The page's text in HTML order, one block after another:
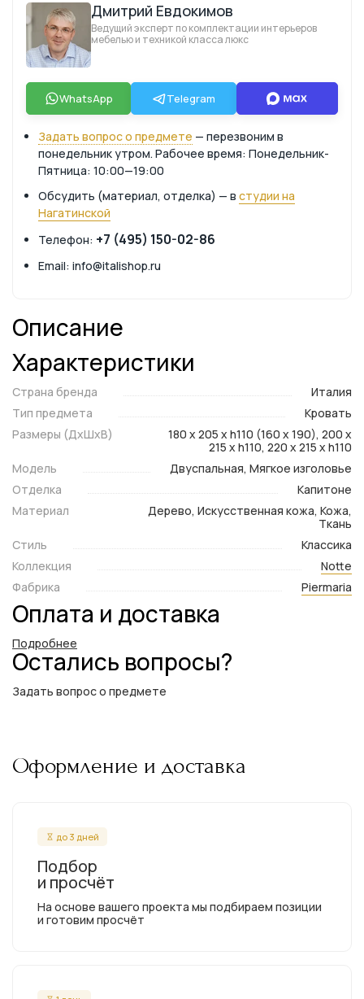
Дмитрий Евдокимов
Ведущий эксперт по комплектации интерьеров
мебелью и техникой класса люкс
WhatsApp Telegram
Задать вопрос о предмете — перезвоним в
понедельник утром. Рабочее время: Понедельник-
Пятница: 10:00—19:00
Обсудить (материал, отделка) — в студии на
Нагатинской
Телефон: +7 (495) 150-02-86
Email: info@italishop.ru
Описание
Характеристики
Страна бренда
Италия
Тип предмета
Кровать
Размеры (ДxШxВ)
180 x 205 x h110 (160 x 190), 200 x
215 x h110, 220 x 215 x h110
Модель
Двуспальная, Мягкое изголовье
Отделка
Капитоне
Материал
Дерево, Искусственная кожа, Кожа,
Ткань
Стиль
Классика
Коллекция
Notte
Фабрика
Piermaria
Оплата и доставка
Подробнее
Остались вопросы?
Задать вопрос о предмете
Оформление и доставка
до 3 дней
Подбор
и просчёт
На основе вашего проекта мы подбираем позиции
и готовим просчёт